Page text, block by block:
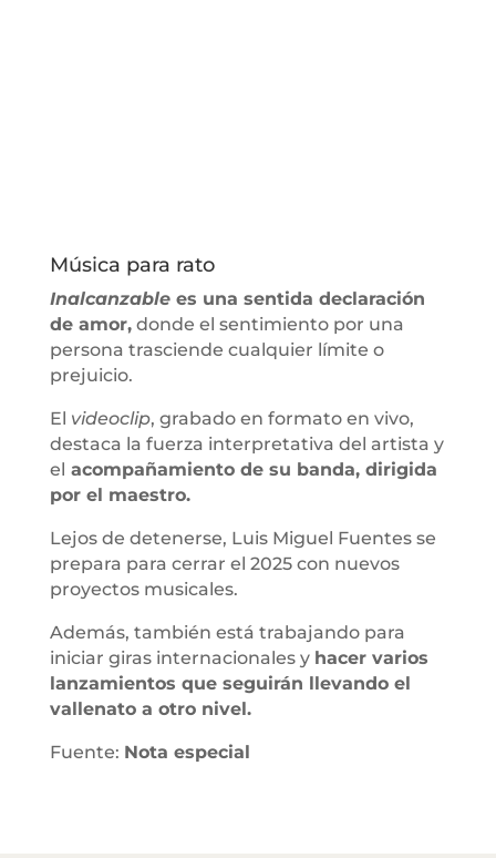
Música para rato
Inalcanzablees una sentida declaración
de amor,donde el sentimiento por una
persona trasciende cualquier límite o
prejuicio.
El videoclip, grabado en formato en vivo,
destaca la fuerza interpretativa del artista y
el acompañamiento de su banda, dirigida
por el maestro.
Lejos de detenerse, Luis Miguel Fuentes se
prepara para cerrar el 2025 con nuevos
proyectos musicales.
Además, también está trabajando para
iniciar giras internacionales y hacer varios
lanzamientos que seguirán llevando el
vallenato a otro nivel.
Fuente: Nota especial